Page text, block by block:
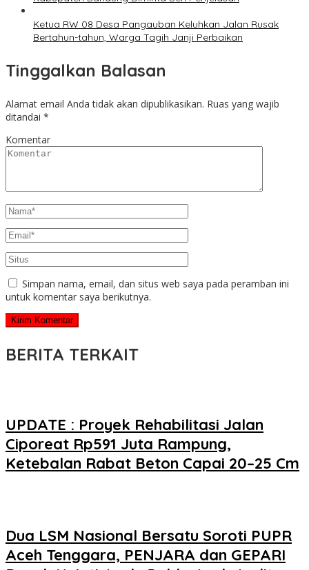
Ketua RW 08 Desa Pangauban Keluhkan Jalan Rusak
Bertahun-tahun, Warga Tagih Janji Perbaikan
Tinggalkan Balasan
Alamat email Anda tidak akan dipublikasikan. Ruas yang wajib
ditandai *
Komentar
Simpan nama, email, dan situs web saya pada peramban ini
untuk komentar saya berikutnya.
BERITA TERKAIT
UPDATE : Proyek Rehabilitasi Jalan
Ciporeat Rp591 Juta Rampung,
Ketebalan Rabat Beton Capai 20–25 Cm
Dua LSM Nasional Bersatu Soroti PUPR
Aceh Tenggara, PENJARA dan GEPARI